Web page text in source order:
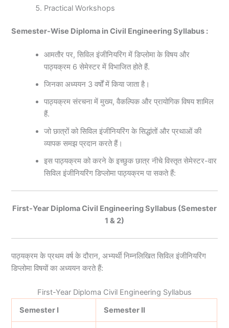
Practical Workshops
Semester-Wise Diploma in Civil Engineering Syllabus :
आमतौर पर, सिविल इंजीनियरिंग में डिप्लोमा के विषय और
पाठ्यक्रम 6 सेमेस्टर में विभाजित होते हैं.
जिनका अध्ययन 3 वर्षों में किया जाता है।
पाठ्यक्रम संरचना में मुख्य, वैकल्पिक और प्रायोगिक विषय शामिल
हैं.
जो छात्रों को सिविल इंजीनियरिंग के सिद्धांतों और प्रथाओं की
व्यापक समझ प्रदान करते हैं।
इस पाठ्यक्रम को करने के इच्छुक छात्र नीचे विस्तृत सेमेस्टर-वार
सिविल इंजीनियरिंग डिप्लोमा पाठ्यक्रम पा सकते हैं:
First-Year Diploma Civil Engineering Syllabus (Semester
1 & 2)
पाठ्यक्रम के प्रथम वर्ष के दौरान, अभ्यर्थी निम्नलिखित सिविल इंजीनियरिंग
डिप्लोमा विषयों का अध्ययन करते हैं:
First-Year Diploma Civil Engineering Syllabus
Semester I
Semester II